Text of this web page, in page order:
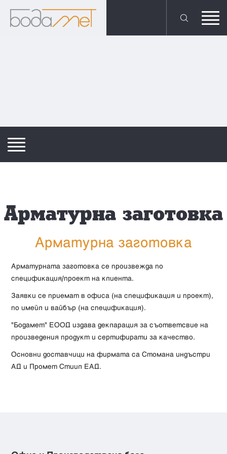
Арматурна заготовка
Арматурна заготовка
Арматурната заготовка се произвежда по
спецификация/проект на клиента.
Заявки се приемат в офиса (на спецификация и проект),
по имейл и вайбър (на спецификация).
"Бодамет" ЕООД издава декларация за съответсвие на
произведения продукт и сертифирати за качество.
Основни доставчици на фирмата са Стомана индъстри
АД и Промет Стиил ЕАД.